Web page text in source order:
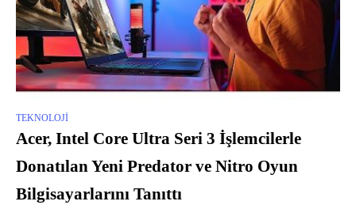
TEKNOLOJI
Acer, Intel Core Ultra Seri 3 İşlemcilerle
Donatılan Yeni Predator ve Nitro Oyun
Bilgisayarlarını Tanıttı